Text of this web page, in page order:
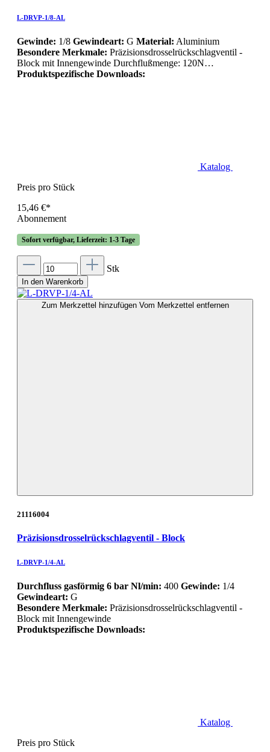
L-DRVP-1/8-AL
Gewinde: 1/8 Gewindeart: G Material: Aluminium
Besondere Merkmale: Präzisionsdrosselrückschlagventil -
Block mit Innengewinde Durchflußmenge: 120N…
Produktspezifische Downloads:
Katalog
Preis pro Stück
15,46 €*
Abonnement
Sofort verfügbar, Lieferzeit: 1-3 Tage
Stk
In den Warenkorb
Zum Merkzettel hinzufügen Vom Merkzettel entfernen
21116004
Präzisionsdrosselrückschlagventil - Block
L-DRVP-1/4-AL
Durchfluss gasförmig 6 bar Nl/min: 400 Gewinde: 1/4
Gewindeart: G
Besondere Merkmale: Präzisionsdrosselrückschlagventil -
Block mit Innengewinde
Produktspezifische Downloads:
Katalog
Preis pro Stück